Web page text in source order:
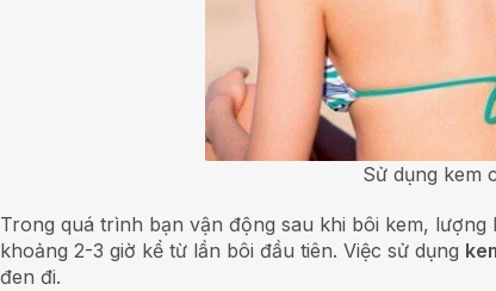
Sử dụng kem
Trong quá trình bạn vận động sau khi bôi kem,
khoảng 2-3 giờ kể từ lần bôi đầu tiên. Việc sử dụng
đen đi.